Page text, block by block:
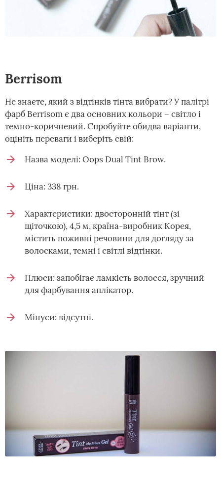
Berrisom
Не знаєте, який з відтінків тінта вибрати? У палітрі
фарб Berrisom є два основних кольори – світло і
темно-коричневий. Спробуйте обидва варіанти,
оцініть переваги і виберіть свій:
Назва моделі: Oops Dual Tint Brow.
Ціна: 338 грн.
Характеристики: двосторонній тінт (зі
щіточкою), 4,5 м, країна-виробник Корея,
містить поживні речовини для догляду за
волосками, темні і світлі відтінки.
Плюси: запобігає ламкість волосся, зручний
для фарбування аплікатор.
Мінуси: відсутні.